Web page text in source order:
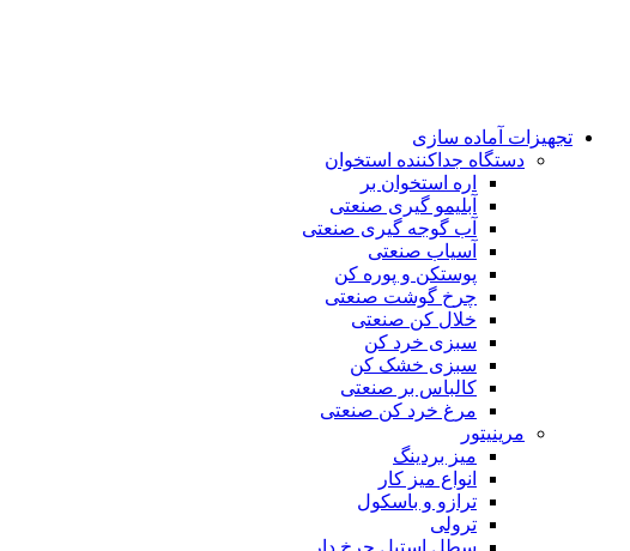
تجهیزات آماده سازی
دستگاه جداکننده استخوان
اره استخوان بر
آبلیمو گیری صنعتی
آب گوجه گیری صنعتی
آسیاب صنعتی
پوستکن و پوره کن
چرخ گوشت صنعتی
خلال کن صنعتی
سبزی خرد کن
سبزی خشک کن
کالباس بر صنعتی
مرغ خرد کن صنعتی
مرینیتور
میز بردینگ
انواع میز کار
ترازو و باسکول
ترولی
سطل استیل چرخ دار